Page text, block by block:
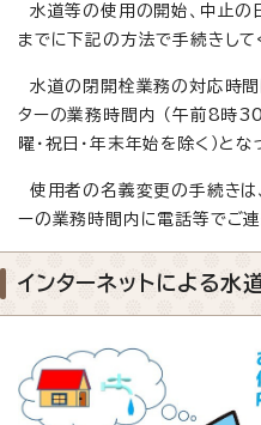
水道等の使用の開始、中止の
までに下記の方法で手続きして
水道の閉開栓業務の対応時間
ターの業務時間内 （午前8時
曜・祝日・年末年始を除く）とな
使用者の名義変更の手続きは
ーの業務時間内に電話等でご連
インターネットによる水